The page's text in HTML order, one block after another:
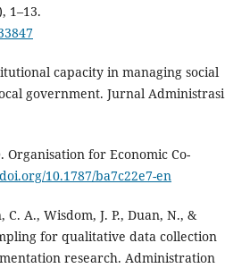
1–13.
capacity in managing social
government. Jurnal Administrasi
Organisation for Economic Co-
10.1787/ba7c22e7-en
A., Wisdom, J. P., Duan, N., &
for qualitative data collection
research. Administration